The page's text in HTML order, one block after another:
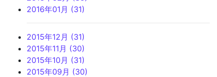
2016年01月 (31)
2015年12月 (31)
2015年11月 (30)
2015年10月 (31)
2015年09月 (30)